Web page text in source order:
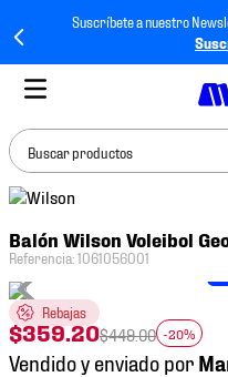
Suscríbete a nuestro
Buscar productos
Balón Wilson Voleibol
Referencia:1061056001
Rebajas
$359.20$449.00 -20%
Vendido y enviado por
BUSCADOS
2.
tenis hombre
tenis